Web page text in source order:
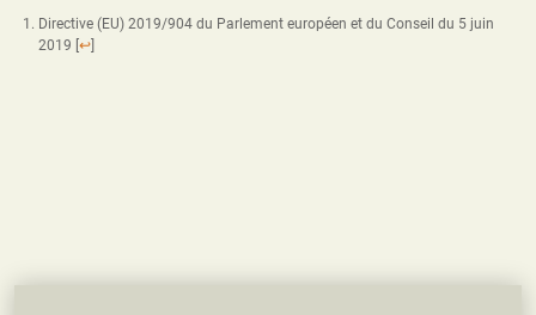
Directive (EU) 2019/904 du Parlement européen et du Conseil du 5 juin
2019 ↩